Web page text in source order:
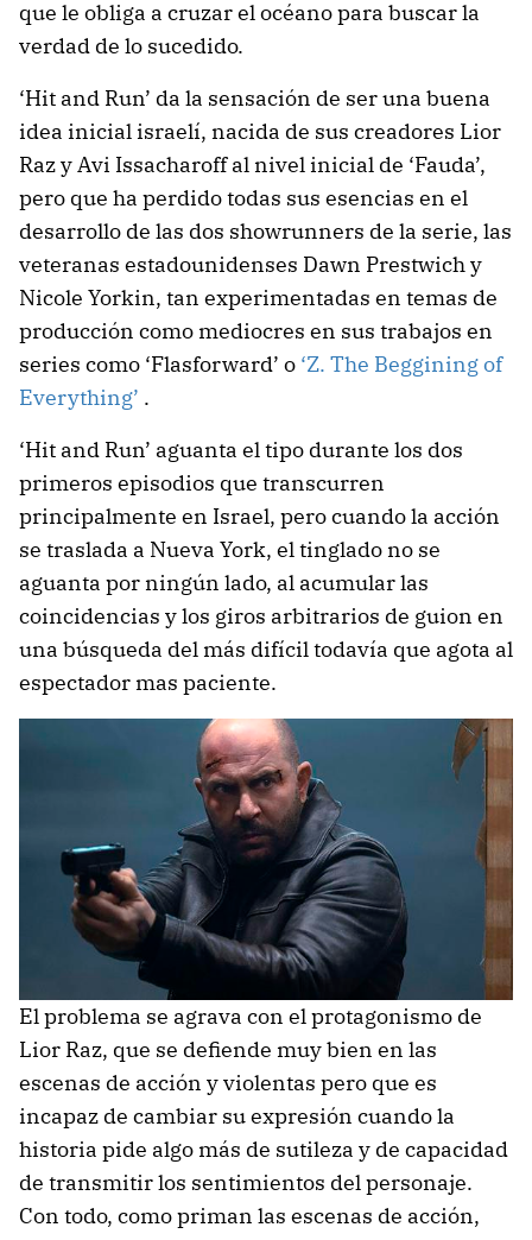
que le obliga a cruzar el océano para buscar la
verdad de lo sucedido.
‘Hit and Run’ da la sensación de ser una buena
idea inicial israelí, nacida de sus creadores Lior
Raz y Avi Issacharoff al nivel inicial de ‘Fauda’,
pero que ha perdido todas sus esencias en el
desarrollo de las dos showrunners de la serie, las
veteranas estadounidenses Dawn Prestwich y
Nicole Yorkin, tan experimentadas en temas de
producción como mediocres en sus trabajos en
series como ‘Flasforward’ o ‘Z. The Beggining of
Everything’ .
‘Hit and Run’ aguanta el tipo durante los dos
primeros episodios que transcurren
principalmente en Israel, pero cuando la acción
se traslada a Nueva York, el tinglado no se
aguanta por ningún lado, al acumular las
coincidencias y los giros arbitrarios de guion en
una búsqueda del más difícil todavía que agota al
espectador mas paciente.
El problema se agrava con el protagonismo de
Lior Raz, que se defiende muy bien en las
escenas de acción y violentas pero que es
incapaz de cambiar su expresión cuando la
historia pide algo más de sutileza y de capacidad
de transmitir los sentimientos del personaje.
Con todo, como priman las escenas de acción,